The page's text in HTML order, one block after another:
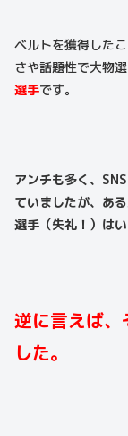
ベルトを獲得した
さや話題性で大物
選手です。
アンチも多く、
ていましたが、あ
選手（失礼！）はい
逆に言えば
した。